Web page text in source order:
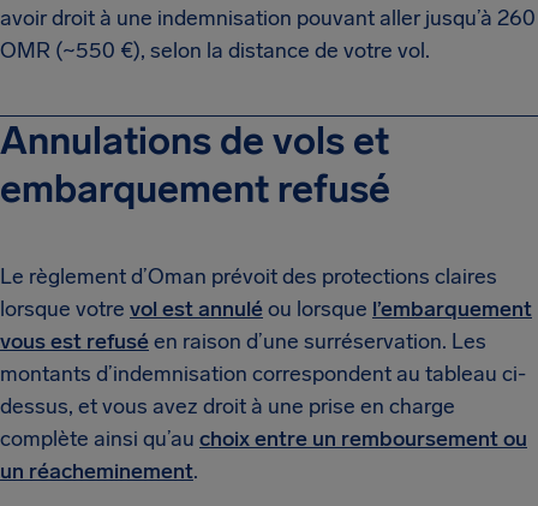
avoir droit à une indemnisation pouvant aller jusqu’à 260
OMR (~550 €), selon la distance de votre vol.
Annulations de vols et
embarquement refusé
Le règlement d’Oman prévoit des protections claires
lorsque votre vol est annuléou lorsque l’embarquement
vous est refuséen raison d’une surréservation. Les
montants d’indemnisation correspondent au tableau ci-
dessus, et vous avez droit à une prise en charge
complète ainsi qu’au choix entre un remboursement ou
un réacheminement.